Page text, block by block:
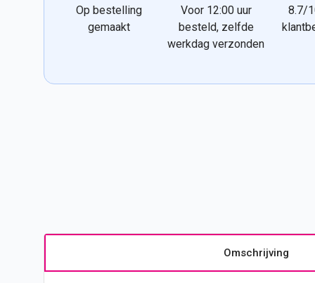
Op bestelling
gemaakt
Voor 12:00 uur
besteld, zelfde
werkdag verzonden
8.7/
Omschrijving